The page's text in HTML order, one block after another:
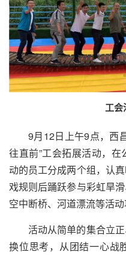
工会
9月12日上午9点，西
往直前”工会拓展活动，
动的员工分成两个组，认
戏规则后踊跃参与彩虹旱
空中断桥、河道漂流等活动
活动从简单的集合立
换位思考，从团结一心战